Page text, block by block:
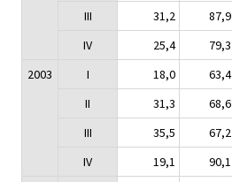
III
31,2 87,9
IV
25,4 79,3
2003
I 18,0 63,4
II
31,3 68,6
III
35,5 67,2
IV
19,1 90,1